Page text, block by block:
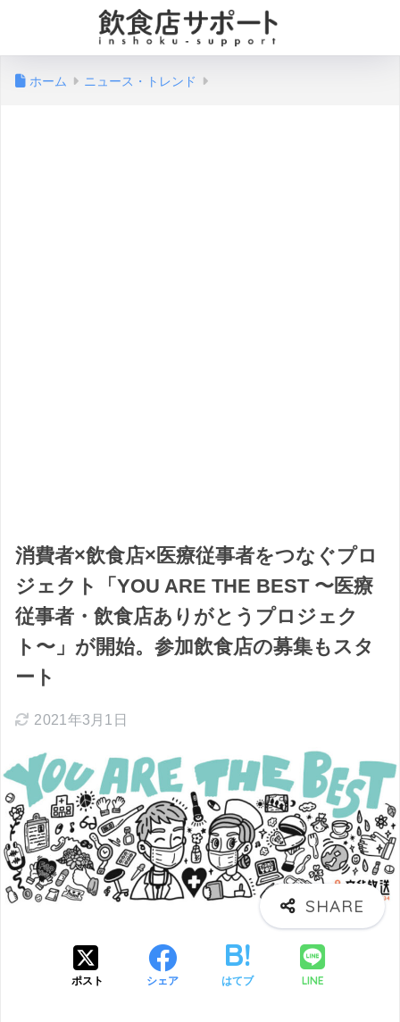
ホーム ニュース・トレンド
消費者×飲食店×医療従事者をつなぐプロ
ジェクト「YOU ARE THE BEST 〜医療
従事者・飲食店ありがとうプロジェク
ト〜」が開始。参加飲食店の募集もスタ
ート
2021年3月1日
ポスト シェア はてブ LINE